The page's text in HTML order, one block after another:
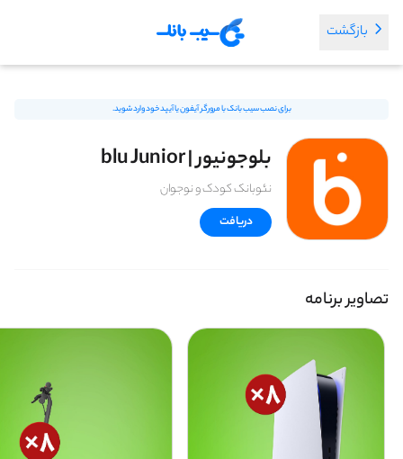
بازگشت
برای نصب سیب بانک با مرورگر آیفون یا آیپد خود وارد شوید.
بلوجونیور | blu Junior
نئوبانک کودک و نوجوان
دریافت
تصاویر برنامه